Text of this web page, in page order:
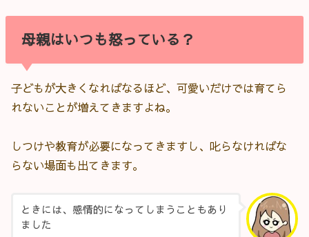
母親はいつも怒っている？
子どもが大きくなればなるほど、可愛いだけでは育てら
れないことが増えてきますよね。
しつけや教育が必要になってきますし、叱らなければな
らない場面も出てきます。
ときには、感情的になってしまうこともあり
ました